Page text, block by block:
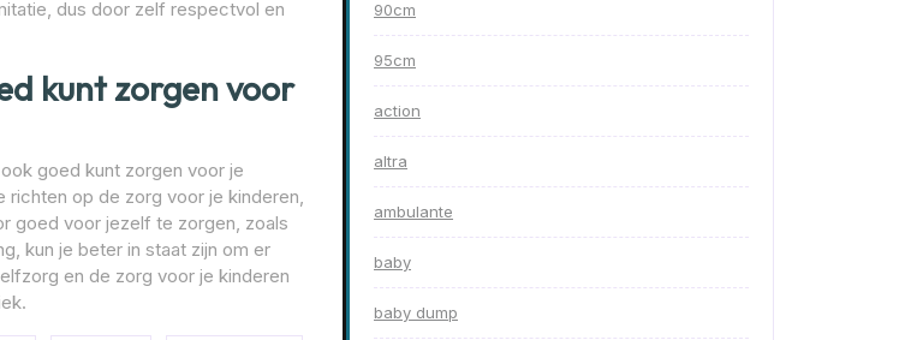
dus door zelf respectvol en
kunt zorgen voor
goed kunt zorgen voor je
richten op de zorg voor je kinderen,
goed voor jezelf te zorgen, zoals
kun je beter in staat zijn om er
en de zorg voor je kinderen
90cm
95cm
action
altra
ambulante
baby
baby dump